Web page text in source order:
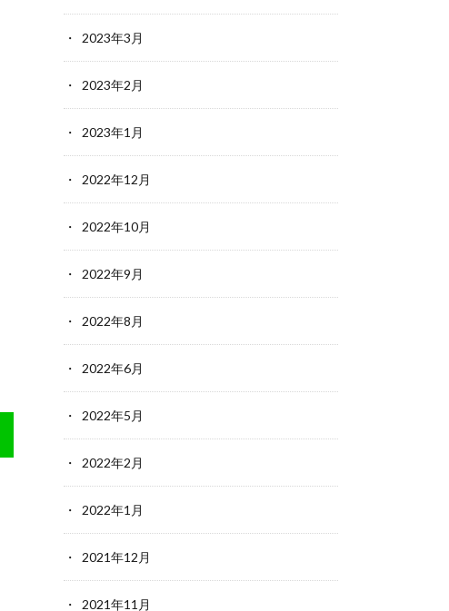
2023年3月
2023年2月
2023年1月
2022年12月
2022年10月
2022年9月
2022年8月
2022年6月
2022年5月
2022年2月
2022年1月
2021年12月
2021年11月